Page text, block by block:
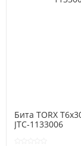
Бита TORX
JTC-1133006